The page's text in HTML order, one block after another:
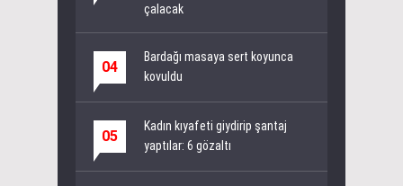
çalacak
04
Bardağı masaya sert koyunca
kovuldu
05
Kadın kıyafeti giydirip şantaj
yaptılar: 6 gözaltı